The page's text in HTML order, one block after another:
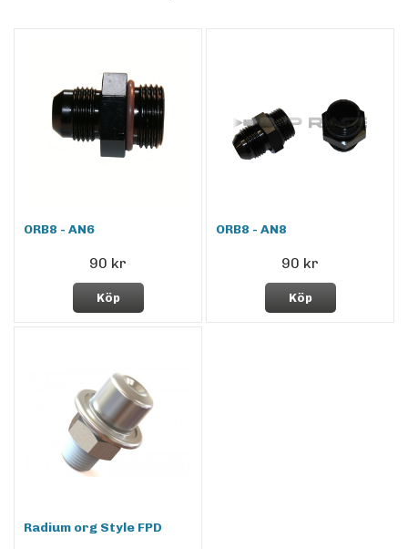
ORB8 - AN6
90 kr
Köp
ORB8 - AN8
90 kr
Köp
Radium org Style FPD